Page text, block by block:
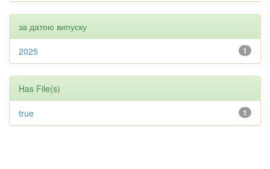
за датою випуску
1
2025
Has File(s)
1
true